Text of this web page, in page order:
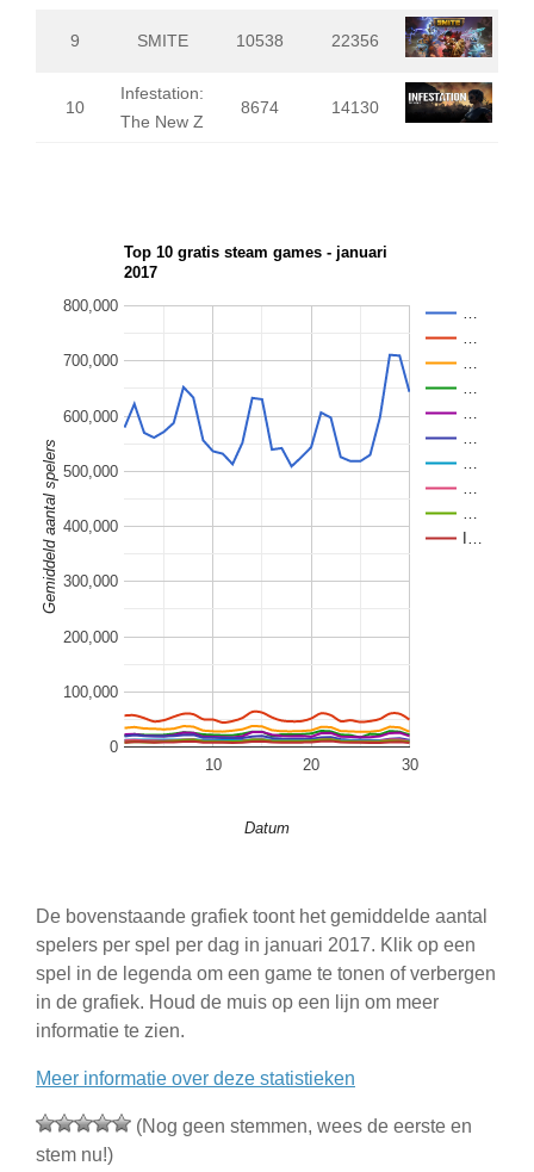
9 SMITE 10538 22356
10
Infestation:
The New Z
8674 14130
Top 10 gratis steam games - januari
2017
10 20 30
0
100,000
200,000
300,000
400,000
500,000
600,000
700,000
800,000
Datum
Gemiddeld aantal spelers
De bovenstaande grafiek toont het gemiddelde aantal
spelers per spel per dag in januari 2017. Klik op een
spel in de legenda om een game te tonen of verbergen
in de grafiek. Houd de muis op een lijn om meer
informatie te zien.
Meer informatie over deze statistieken
(Nog geen stemmen, wees de eerste en
stem nu!)